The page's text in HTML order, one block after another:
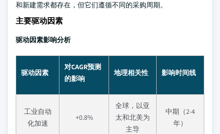
和新建需求都存在，但它们遵循不同的采购周期。
主要驱动因素
驱动因素影响分析
驱动因素
对CAGR预测
的影响
地理相关性 影响时间线
工业自动
化加速
+0.8%
全球，以亚
太和北美为
主导
中期（2-4
年）